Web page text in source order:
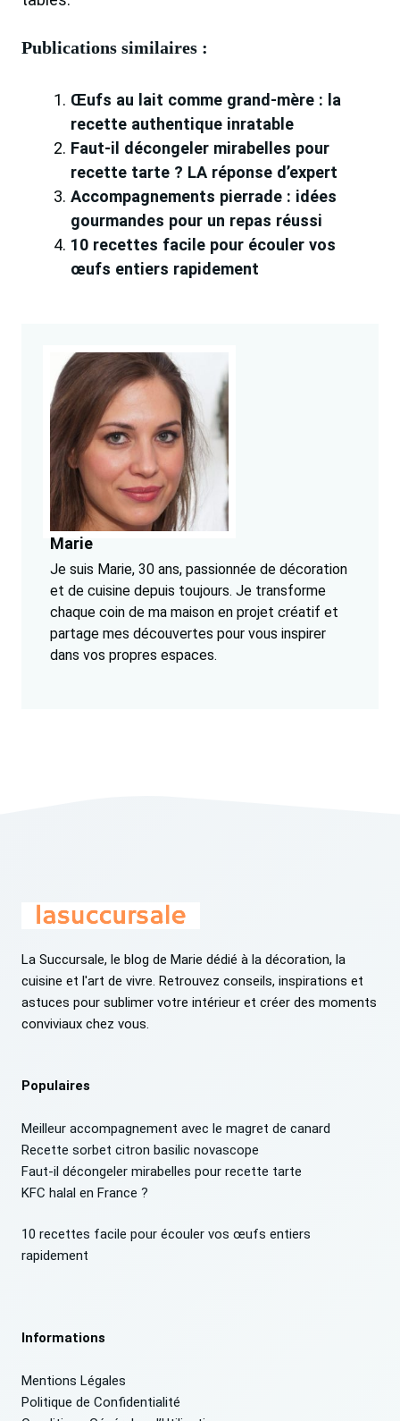
Publications similaires :
Œufs au lait comme grand-mère : la
recette authentique inratable
Faut-il décongeler mirabelles pour
recette tarte ? LA réponse d’expert
Accompagnements pierrade : idées
gourmandes pour un repas réussi
10 recettes facile pour écouler vos
œufs entiers rapidement
Marie
Je suis Marie, 30 ans, passionnée de décoration
et de cuisine depuis toujours. Je transforme
chaque coin de ma maison en projet créatif et
partage mes découvertes pour vous inspirer
dans vos propres espaces.
La Succursale, le blog de Marie dédié à la décoration, la
cuisine et l'art de vivre. Retrouvez conseils, inspirations et
astuces pour sublimer votre intérieur et créer des moments
conviviaux chez vous.
Populaires
Meilleur accompagnement avec le magret de canard
Recette sorbet citron basilic novascope
Faut-il décongeler mirabelles pour recette tarte
KFC halal en France ?
10 recettes facile pour écouler vos œufs entiers
rapidement
Informations
Mentions Légales
Politique de Confidentialité